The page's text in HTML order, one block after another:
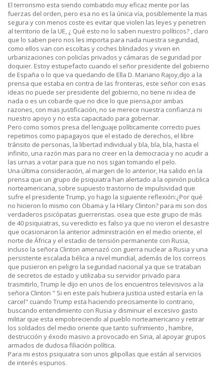
El terrorismo esta siendo combatido muy eficaz mente por las
fuerzas del orden, pero esa no es la única vía, posiblemente la mas
segura y con menos coste es evitar que violen las leyes y penetren
al territorio de la UE, ¿ Qué esto no lo saben nuestro políticos? , claro
que lo saben pero nos les importa para nada nuestra seguridad,
como ellos van con escoltas y coches blindados y viven en
urbanizaciones con policías privados y cámaras de seguridad por
doquier. Estoy estupefacto cuando el señor presidente del gobierno
de España o lo que va quedando de Ella D. Mariano Rajoy,dijo a la
prensa que estaba en contra de las fronteras, este señor con esas
ideas no puede ser presidente del gobierno, no tiene ni idea de
nada o es un cobarde que no dice lo que piensa,por ambas
razones, con mas justificación, no se merece nuestra confianza ni
nuestro apoyo y no esta capacitado para gobernar.
Pero como somos presa del lenguaje políticamente correcto pues
repetimos como papagayos que el estado de derechos, el libre
tránsito de personas, la libertad individual y bla, bla, bla, hasta el
infinito, una razón mas para no creer en la democracia y no acudir a
las urnas a votar para que no nos sigan tomando el pelo.
Una última consideración, al margen de lo anterior, Ha salido en la
prensa que un grupo de psiquiatra han alertado a la opinión publica
norteamericana, sobre supuesto trastorno de impulsividad que
sufre el presidente Trump, yo hago la siguiente reflexión:¿Por qué
no hicieron lo mismo con Obama y la Hilary Clinton? para mi son dos
verdaderos psicópatas guerreristas. osea que este grupo de más
de 40 psiquiatras, su veredicto es falso ya que no vieron el desastre
que ocasionaron la anterior administración en el medio oriente, el
norte de África y el estadio de tensión permanente con Rusia,
incluso la señora Clinton amenazó con guerra nuclear a Rusia y una
persistente escalada bélica a nivel mundial, además de los correos
que pusieron en peligro la seguridad nacional ya que se trataban
de secretos de estado y utilizaba su servidor privado para
trasmitirlo, Trump le dijo en unos de los encuentros televisivos a la
señora Clinton " Si en este país hubiera justicia usted estaría en la
carcel" cuando Trump esta haciendo precisamente lo contrario,
buscando entendimiento con Rusia y disminuir el excesivo gasto
militar que esta empobreciendo al pueblo norteamericano y retirar
los soldados del medio oriente que tanto sufrimiento , hambre,
destrucción y éxodo masivo a provocado en Siria, al apoyar grupos
armados de dudosa filiación política.
Para mi estos psiquiatra son unos gilipollas que están al servicios
de interés espurios.